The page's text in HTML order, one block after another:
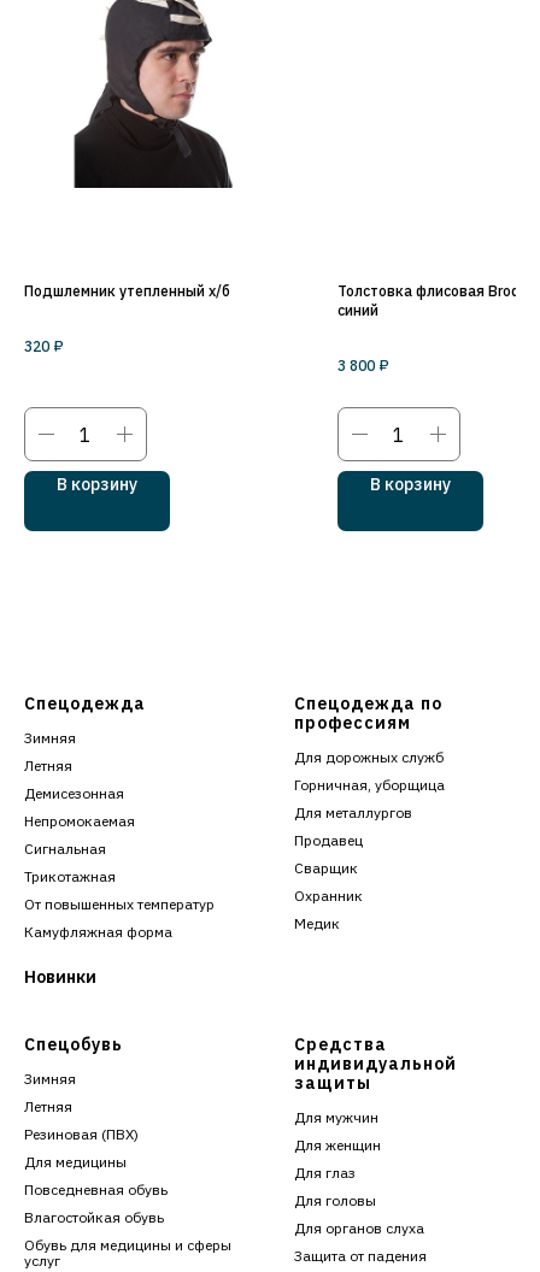
Подшлемник утепленный х/б
320 ₽
В корзину
Толстовка флисовая
синий
3 800 ₽
В корзину
Спецодежда
Зимняя
Летняя
Демисезонная
Непромокаемая
Сигнальная
Трикотажная
От повышенных температур
Камуфляжная форма
Новинки
Спецодежда по
профессиям
Для дорожных служб
Горничная, уборщица
Для металлургов
Продавец
Сварщик
Охранник
Медик
Спецобувь
Зимняя
Летняя
Резиновая (ПВХ)
Для медицины
Повседневная обувь
Влагостойкая обувь
Обувь для медицины и сферы
услуг
Средства
индивидуальной
защиты
Для мужчин
Для женщин
Для глаз
Для головы
Для органов слуха
Защита от падения